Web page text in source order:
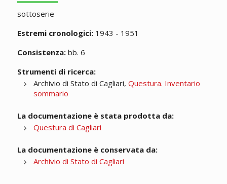
sottoserie
Estremi cronologici:1943 - 1951
Consistenza:bb. 6
Strumenti di ricerca:
Archivio di Stato di Cagliari, Questura. Inventario
sommario
La documentazione è stata prodotta da:
Questura di Cagliari
La documentazione è conservata da:
Archivio di Stato di Cagliari